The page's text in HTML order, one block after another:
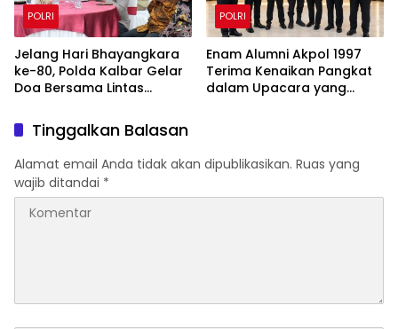
POLRI
Jelang Hari Bhayangkara
ke-80, Polda Kalbar Gelar
Doa Bersama Lintas
Pengabdian
POLRI
Enam Alumni Akpol 1997
Terima Kenaikan Pangkat
dalam Upacara yang
Tinggalkan Balasan
Alamat email Anda tidak akan dipublikasikan. Ruas yang
wajib ditandai *